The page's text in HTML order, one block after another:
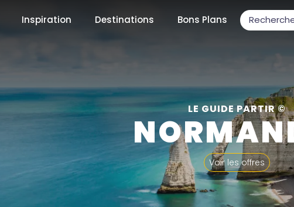
Inspiration Destinations Bons Plans
LE GUIDE PARTIR ©
Voir les offres
☀️ Où partir par mois
Janvier
Mars Avril Mai Juin
Novembre Décembre
✨ Envies populaires